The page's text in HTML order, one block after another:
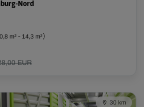
Nord
0,8 m² - 14,3 m²)
EUR
30 km